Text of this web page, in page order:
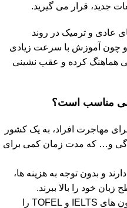
جدید، قرار می گیرید.
عادی و ترمیک در روند
و چون آموزش با سرعت زیادی
هماهنگ کرده و عقب نشینی
مناسب است؟
مهاجرت افراد، به یک کشور
و… که مدت زمان کمی برای
و بدون توجه به هزینه ها،
خود را بالا ببرند.
برای افرادی که قصد شرکت در آزمون های IELTS و TOFEL را